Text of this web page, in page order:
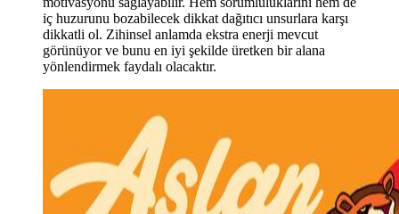
iç huzurunu bozabilecek dikkat dağıtıcı unsurlara karşı
dikkatli ol. Zihinsel anlamda ekstra enerji mevcut
görünüyor ve bunu en iyi şekilde üretken bir alana
yönlendirmek faydalı olacaktır.